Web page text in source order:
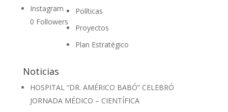
Instagram
0 Followers
Políticas
Proyectos
Plan Estratégico
Noticias
HOSPITAL “DR. AMÉRICO BABÓ” CELEBRÓ
JORNADA MÉDICO – CIENTÍFICA